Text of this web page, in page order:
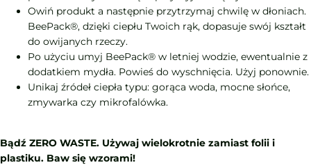
Owiń produkt a następnie przytrzymaj chwilę w dłoniach.
BeePack®, dzięki ciepłu Twoich rąk, dopasuje swój kształt
do owijanych rzeczy.
Po użyciu umyj BeePack® w letniej wodzie, ewentualnie z
dodatkiem mydła. Powieś do wyschnięcia. Użyj ponownie.
Unikaj źródeł ciepła typu: gorąca woda, mocne słońce,
zmywarka czy mikrofalówka.
Bądź ZERO WASTE. Używaj wielokrotnie zamiast folii i
plastiku. Baw się wzorami!